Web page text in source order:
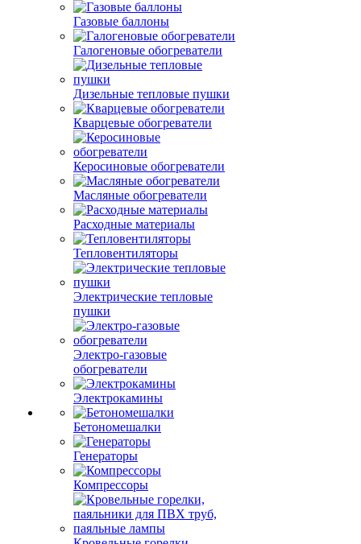
Газовые баллоны
Галогеновые обогреватели
Дизельные тепловые пушки
Кварцевые обогреватели
Керосиновые обогреватели
Масляные обогреватели
Расходные материалы
Тепловентиляторы
Электрические тепловые
пушки
Электро-газовые
обогреватели
Электрокамины
Бетономешалки
Генераторы
Компрессоры